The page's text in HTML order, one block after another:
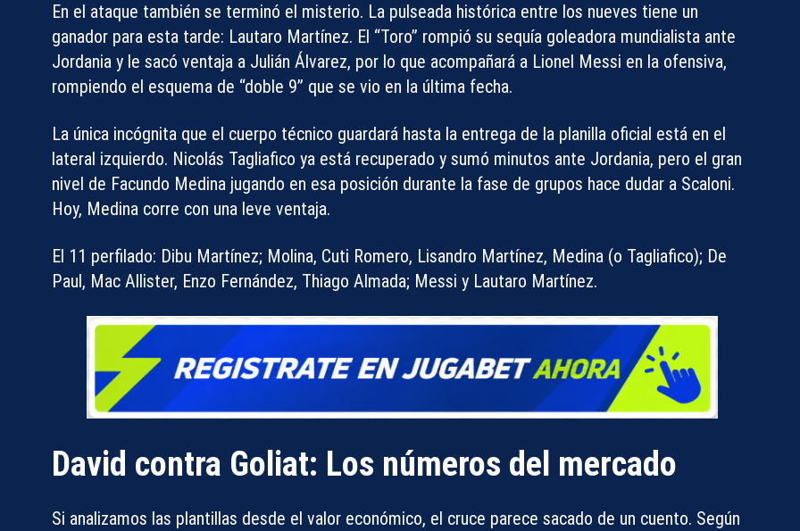
En el ataque también se terminó el misterio. La pulseada histórica entre los nueves tiene un
ganador para esta tarde: Lautaro Martínez. El “Toro” rompió su sequía goleadora mundialista ante
Jordania y le sacó ventaja a Julián Álvarez, por lo que acompañará a Lionel Messi en la ofensiva,
rompiendo el esquema de “doble 9” que se vio en la última fecha.
La única incógnita que el cuerpo técnico guardará hasta la entrega de la planilla oficial está en el
lateral izquierdo. Nicolás Tagliafico ya está recuperado y sumó minutos ante Jordania, pero el gran
nivel de Facundo Medinajugando en esa posición durante la fase de grupos hace dudar a Scaloni.
Hoy, Medina corre con una leve ventaja.
El 11 perfilado: Dibu Martínez; Molina, Cuti Romero, Lisandro Martínez, Medina (o Tagliafico); De
Paul, Mac Allister, Enzo Fernández, Thiago Almada; Messi y Lautaro Martínez.
David contra Goliat: Los números del mercado
Si analizamos las plantillas desde el valor económico, el cruce parece sacado de un cuento. Según
Compartir con: